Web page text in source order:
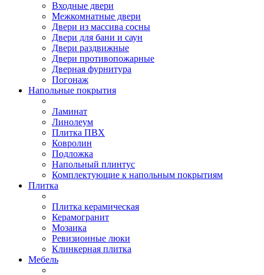
Входные двери
Межкомнатные двери
Двери из массива сосны
Двери для бани и саун
Двери раздвижные
Двери противопожарные
Дверная фурнитура
Погонаж
Напольные покрытия
Ламинат
Линолеум
Плитка ПВХ
Ковролин
Подложка
Напольный плинтус
Комплектующие к напольным покрытиям
Плитка
Плитка керамическая
Керамогранит
Мозаика
Ревизионные люки
Клинкерная плитка
Мебель